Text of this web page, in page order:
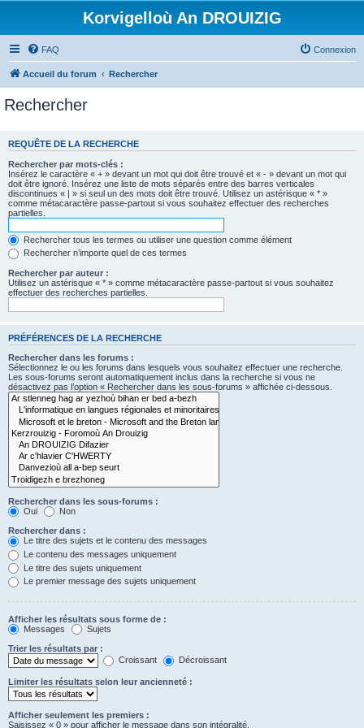
Korvigelloù An DROUIZIG
FAQ Connexion
Accueil du forum Rechercher
Rechercher
REQUÊTE DE LA RECHERCHE
Rechercher par mots-clés :
Insérez le caractère « + » devant un mot qui doit être trouvé et « - » devant un mot qui
doit être ignoré. Insérez une liste de mots séparés entre des barres verticales
discontinues « | » si seul un des mots doit être trouvé. Utilisez un astérisque « * »
comme métacaractère passe-partout si vous souhaitez effectuer des recherches
partielles.
Rechercher tous les termes ou utiliser une question comme élément
Rechercher n’importe quel de ces termes
Rechercher par auteur :
Utilisez un astérisque « * » comme métacaractère passe-partout si vous souhaitez
effectuer des recherches partielles.
PRÉFÉRENCES DE LA RECHERCHE
Rechercher dans les forums :
Sélectionnez le ou les forums dans lesquels vous souhaitez effectuer une recherche.
Les sous-forums seront automatiquement inclus dans la recherche si vous ne
désactivez pas l’option « Rechercher dans les sous-forums » affichée ci-dessous.
Rechercher dans les sous-forums :
Oui
Non
Rechercher dans :
Le titre des sujets et le contenu des messages
Le contenu des messages uniquement
Le titre des sujets uniquement
Le premier message des sujets uniquement
Afficher les résultats sous forme de :
Messages
Sujets
Trier les résultats par :
Croissant
Décroissant
Limiter les résultats selon leur ancienneté :
Afficher seulement les premiers :
Saisissez « 0 » pour afficher le message dans son intégralité.